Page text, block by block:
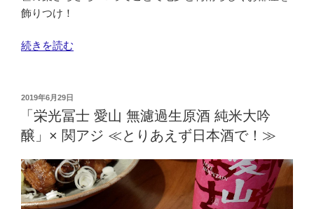
飾りつけ！
“笹
さ
ら
さ
ら
ー
♪
こ
続きを読む
投
2019年6月29日
「栄光冨士 愛山 無濾過生原酒 純米大吟
醸」× 関アジ ≪とりあえず日本酒で！≫